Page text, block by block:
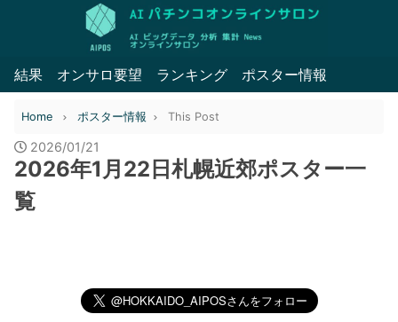
結果 オンサロ要望 ランキング ポスター情報
Home ポスター情報 This Post
2026/01/21
2026年1月22日札幌近郊ポスター一
覧